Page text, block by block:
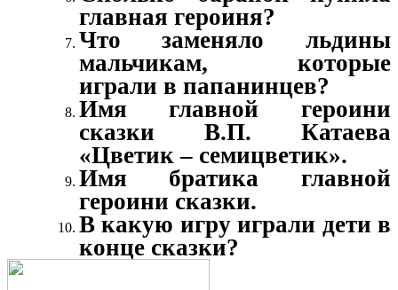
главная героиня?
Что заменяло льдины
мальчикам, которые
играли в папанинцев?
Имя главной героини
сказки В.П. Катаева
«Цветик – семицветик».
Имя братика главной
героини сказки.
В какую игру играли дети в
конце сказки?